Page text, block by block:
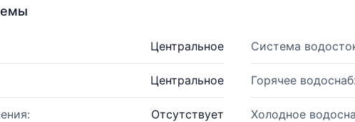
Центральное Система
Центральное Горячее
Отсутствует Холодное